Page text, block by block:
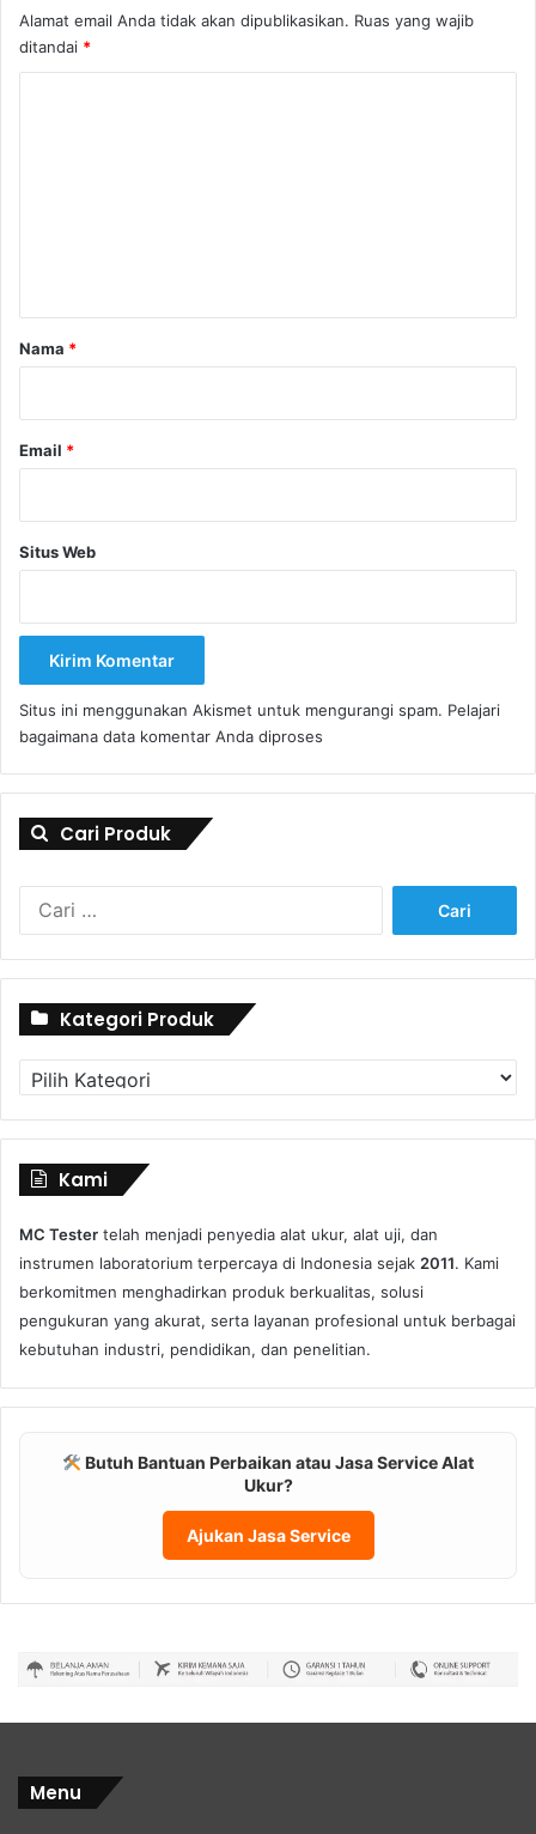
Alamat email Anda tidak akan dipublikasikan. Ruas yang wajib
ditandai *
r
Nama *
Email *
Situs Web
Situs ini menggunakan Akismet untuk mengurangi spam. Pelajari
bagaimana data komentar Anda diproses
Cari Produk
Kategori Produk
Kategori
Produk
Kami
MC Tester telah menjadi penyedia alat ukur, alat uji, dan
instrumen laboratorium terpercaya di Indonesia sejak 2011. Kami
berkomitmen menghadirkan produk berkualitas, solusi
pengukuran yang akurat, serta layanan profesional untuk berbagai
kebutuhan industri, pendidikan, dan penelitian.
Butuh Bantuan Perbaikan atau Jasa Service Alat
Ukur?
Ajukan Jasa Service
Menu